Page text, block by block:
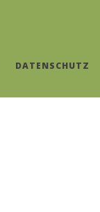
DATENSCHUTZ